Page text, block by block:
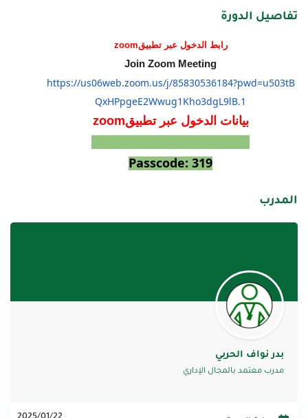
تفاصيل الدورة
رابط الدخول عبر تطبيقzoom
Join Zoom Meeting
https://us06web.zoom.us/j/85830536184?pwd=u503tB
QxHPpgeE2Wwug1Kho3dgL9lB.1
بيانات الدخول عبر تطبيقm zoo
Passcode: 319
المدرب
بدر نواف الحربي
مدرب معتمد بالمجال الإداري